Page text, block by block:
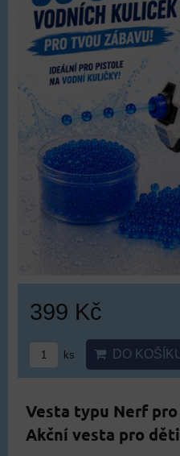
399 Kč
ks DO
Vesta typu Nerf
Akční vesta pro